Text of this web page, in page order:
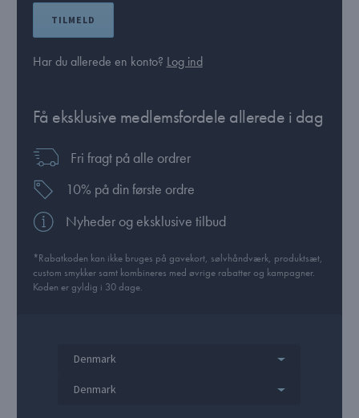
TILMELD
Har du allerede en konto? Log ind
Få eksklusive medlemsfordele allerede i dag
Fri fragt på alle ordrer
10% på din første ordre
Nyheder og eksklusive tilbud
*Rabatkoden kan ikke bruges på gavekort, sølvhåndværk, produktsæt,
custom smykker samt kombineres med øvrige rabatter og kampagner.
Koden er gyldig i 30 dage.
Denmark
Denmark